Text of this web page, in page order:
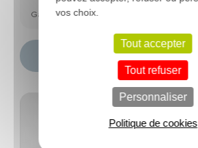
Garantie Spoticar Premium 12 mois
Choisir ce modèle
vos choix.
Tout accepter
Tout refuser
Personnaliser
Politique de cookies